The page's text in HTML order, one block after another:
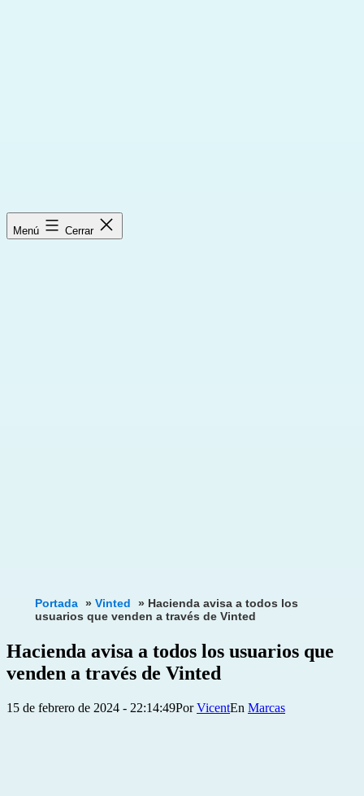
Menú Cerrar
Portada » Vinted » Hacienda avisa a todos los
usuarios que venden a través de Vinted
Hacienda avisa a todos los usuarios que
venden a través de Vinted
Publicada
15 de febrero de 2024 - 22:14:49PorVicent
Categorizado
Marcas